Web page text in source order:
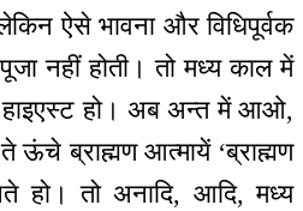
ऐसे भावना और विधिपूर्वक
नहीं होती। तो मध्य काल में
हाइएस्ट हो। अब अन्त में आओ,
ब्राह्मण आत्मायें ‘ब्राह्मण
हो। तो अनादि, आदि, मध्य